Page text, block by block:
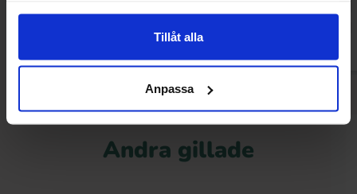
Tillåt alla
Anpassa
Köp Köp
Andra gillade